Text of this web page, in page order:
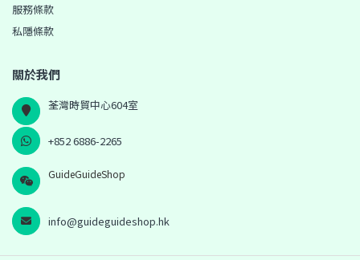
服務條款
私隱條款
關於我們
荃灣時貿中心604室
+852 6886-2265
GuideGuideShop
info@guideguideshop.hk